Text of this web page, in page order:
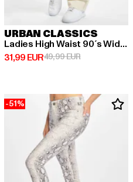
EUR
URBAN CLASSICS
Ladies High Waist 90´s Wide Leg Corduroy
31,99 EUR
Derzeitiger Preis: 31,99 EUR
49,99 EURAktionspreis:
-51%